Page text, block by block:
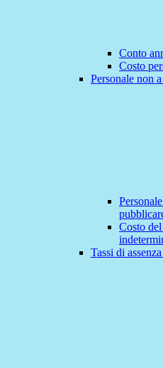
Conto
Costo
Personale non
Costo
Tassi di assenza